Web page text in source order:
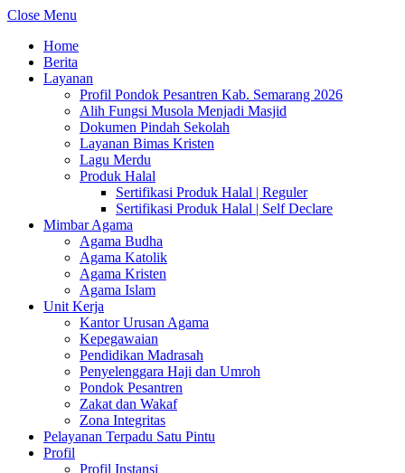
Close Menu
Home
Berita
Layanan
Profil Pondok Pesantren Kab. Semarang 2026
Alih Fungsi Musola Menjadi Masjid
Dokumen Pindah Sekolah
Layanan Bimas Kristen
Lagu Merdu
Produk Halal
Sertifikasi Produk Halal | Reguler
Sertifikasi Produk Halal | Self Declare
Mimbar Agama
Agama Budha
Agama Katolik
Agama Kristen
Agama Islam
Unit Kerja
Kantor Urusan Agama
Kepegawaian
Pendidikan Madrasah
Penyelenggara Haji dan Umroh
Pondok Pesantren
Zakat dan Wakaf
Zona Integritas
Pelayanan Terpadu Satu Pintu
Profil
Profil Instansi